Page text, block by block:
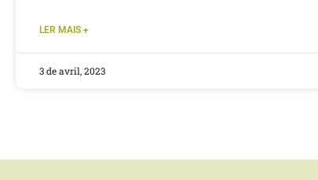
LER MAIS +
3 de avril, 2023